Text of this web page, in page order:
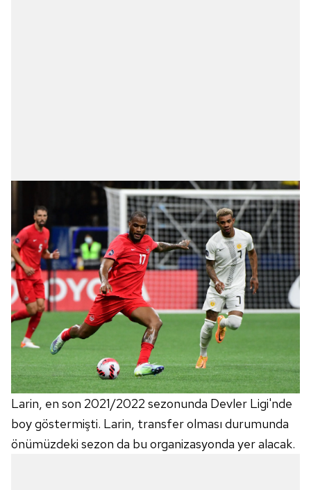
Larin, en son 2021/2022 sezonunda Devler Ligi'nde
boy göstermişti. Larin, transfer olması durumunda
önümüzdeki sezon da bu organizasyonda yer alacak.